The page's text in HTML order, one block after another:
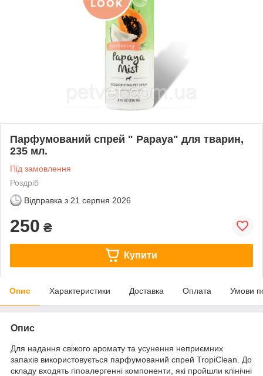
Парфумований спрей " Papaya" для тварин,
235 мл.
Під замовлення
Роздріб
Відправка з 21 серпня 2026
250 ₴
Купити
Опис Характеристики Доставка Оплата Умови
Опис
Для надання свіжого аромату та усунення неприємних
запахів використовується парфумований спрей TropiClean. До
складу входять гіпоалергенні компоненти, які пройшли клінічні